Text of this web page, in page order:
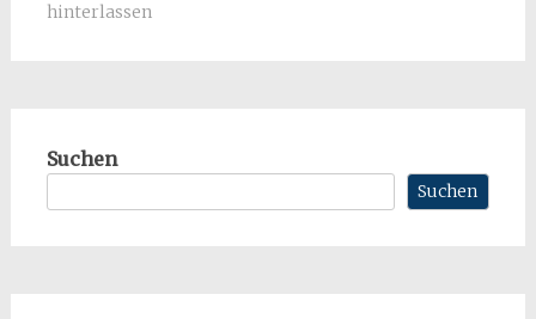
hinterlassen
Suchen
Suchen